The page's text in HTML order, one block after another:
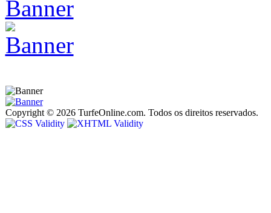
Copyright © 2026 TurfeOnline.com. Todos os direitos reservados.